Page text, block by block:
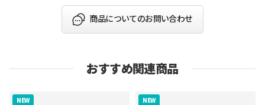
商品についてのお問い合わせ
おすすめ関連商品
NEW NEW